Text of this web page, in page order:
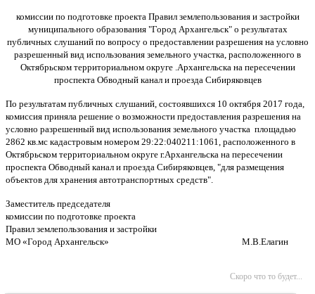
комиссии по подготовке проекта Правил землепользования и застройки
муниципального образования "Город Архангельск" о результатах
публичных слушаний по вопросу о предоставлении разрешения на условно
разрешенный вид использования земельного участка, расположенного в
Октябрьском территориальном округе .Архангельска на пересечении
проспекта Обводный канал и проезда Сибиряковцев
По результатам публичных слушаний, состоявшихся 10 октября 2017 года,
комиссия приняла решение о возможности предоставления разрешения на
условно разрешенный вид использования земельного участка площадью
2862 кв.мс кадастровым номером 29:22:040211:1061, расположенного в
Октябрьском территориальном округе г.Архангельска на пересечении
проспекта Обводный канал и проезда Сибиряковцев, "для размещения
объектов для хранения автотранспортных средств".
Заместитель председателя
комиссии по подготовке проекта
Правил землепользования и застройки
МО «Город Архангельск» М.В.Елагин
Скоро что то будет...